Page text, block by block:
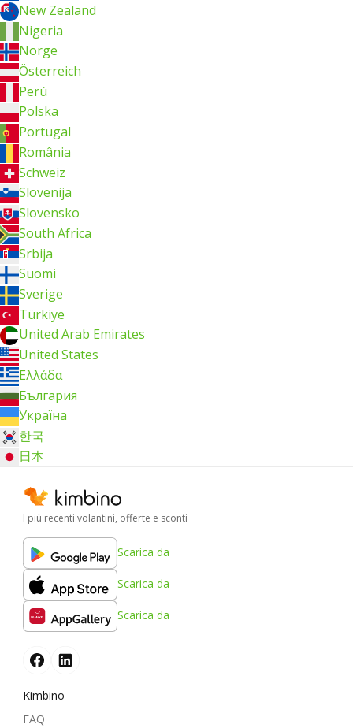
New Zealand
Nigeria
Norge
Österreich
Perú
Polska
Portugal
România
Schweiz
Slovenija
Slovensko
South Africa
Srbija
Suomi
Sverige
Türkiye
United Arab Emirates
United States
Ελλάδα
България
Україна
한국
日本
I più recenti volantini, offerte e sconti
Scarica da
Scarica da
Scarica da
Kimbino
FAQ